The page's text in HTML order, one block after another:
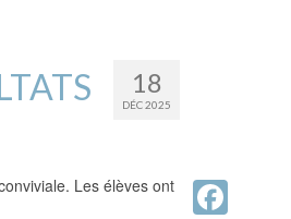
18
DÉC 2025
Les élèves ont